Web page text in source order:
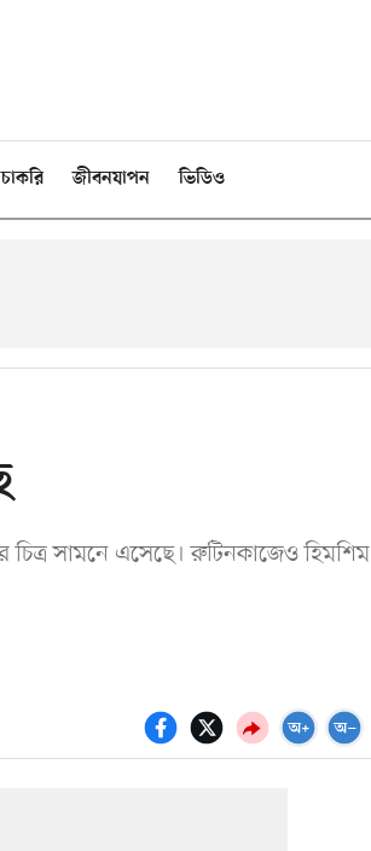
চাকরি জীবনযাপন ভিডিও
চিত্র সামনে এসেছে। রুটিনকাজেও হিমশিম